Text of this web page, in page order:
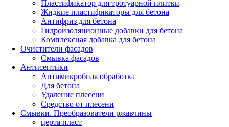
Пластификатор для тротуарной плитки
Жидкие пластификаторы для бетона
Антифриз для бетона
Гидроизоляционные добавки для бетона
Комплексная добавка для бетона
Очистители фасадов
Смывка фасадов
Антисептики
Антимикробная обработка
Для бетона
Удаление плесени
Средство от плесени
Смывки. Преобразователи ржавчины
церта пласт